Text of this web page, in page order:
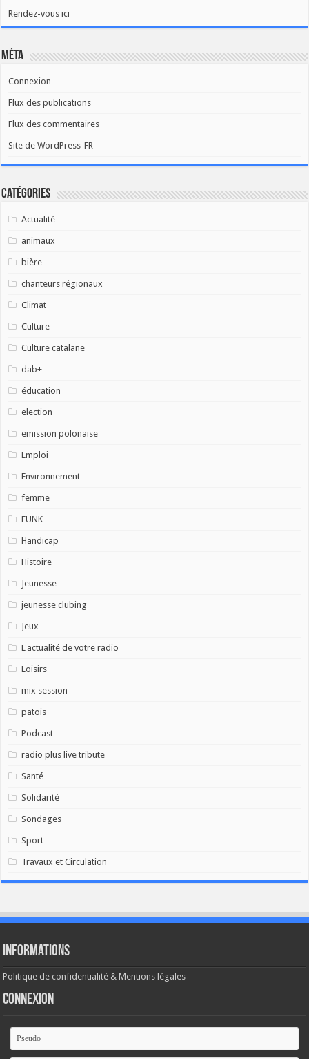
Rendez-vous ici
Méta
Connexion
Flux des publications
Flux des commentaires
Site de WordPress-FR
Catégories
Actualité
animaux
bière
chanteurs régionaux
Climat
Culture
Culture catalane
dab+
éducation
election
emission polonaise
Emploi
Environnement
femme
FUNK
Handicap
Histoire
Jeunesse
jeunesse clubing
Jeux
L'actualité de votre radio
Loisirs
mix session
patois
Podcast
radio plus live tribute
Santé
Solidarité
Sondages
Sport
Travaux et Circulation
Informations
Politique de confidentialité & Mentions légales
Connexion